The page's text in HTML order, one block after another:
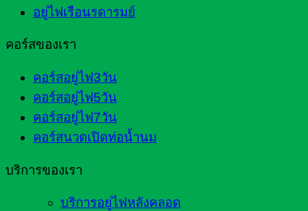
อยู่ไฟเรือนรดารมย์
คอร์สของเรา
คอร์สอยู่ไฟ3วัน
คอร์สอยู่ไฟ5วัน
คอร์สอยู่ไฟ7วัน
คอร์สนวดเปิดท่อน้ำนม
บริการของเรา
บริการอยู่ไฟหลังคลอด